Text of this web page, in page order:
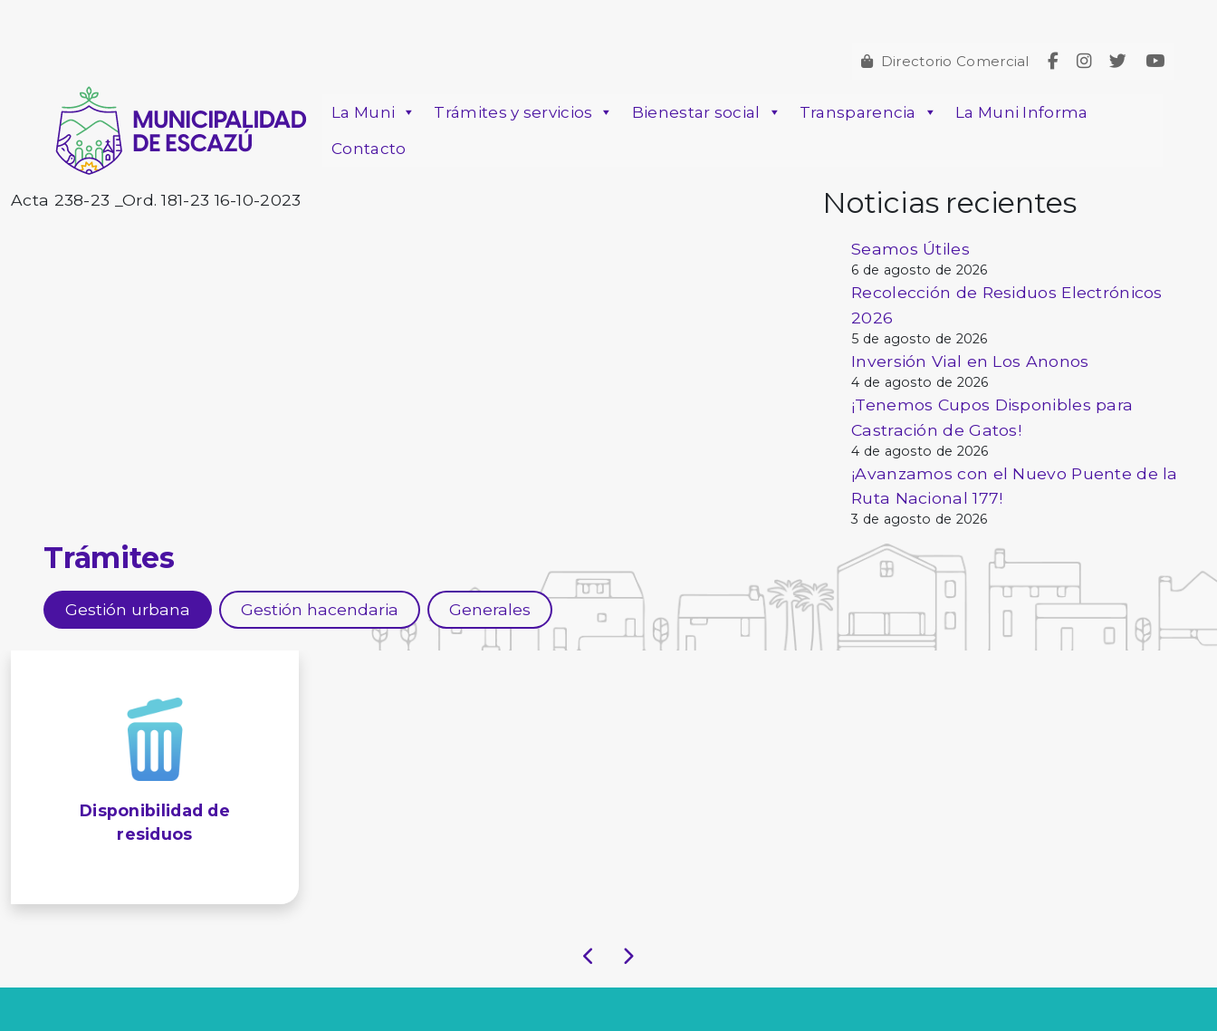
Directorio Comercial
La Muni Trámites y servicios Bienestar social Transparencia
La Muni Informa
Contacto
Acta 238-23 _Ord. 181-23 16-10-2023 Noticias recientes
Seamos Útiles
6 de agosto de 2026
Recolección de Residuos Electrónicos
2026
5 de agosto de 2026
Inversión Vial en Los Anonos
4 de agosto de 2026
¡Tenemos Cupos Disponibles para
Castración de Gatos!
4 de agosto de 2026
¡Avanzamos con el Nuevo Puente de la
Ruta Nacional 177!
3 de agosto de 2026
Trámites
Gestión urbana Gestión hacendaria Generales
Disponibilidad de
residuos